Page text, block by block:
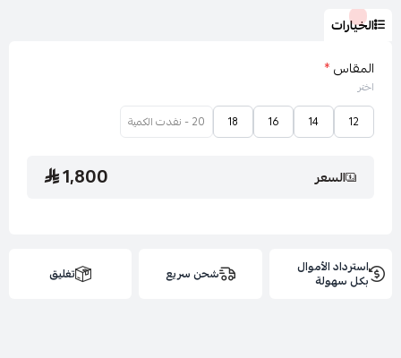
طول العارضة : 174سم
إضافات : لا يوجد
الخيارات
المقاس*
اختر
12
14
16
18 20 - نفدت الكمية
السعر 1,800
استرداد الأموال
بكل سهولة شحن سريع تغليق